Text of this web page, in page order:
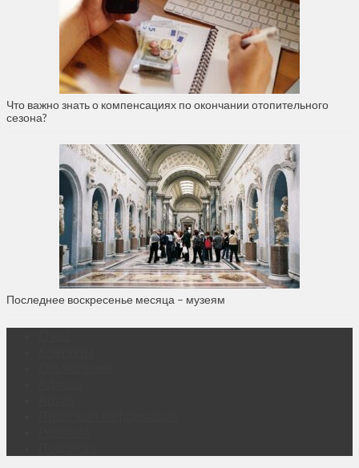
Что важно знать о компенсациях по окончании отопительного
сезона?
Последнее воскресенье месяца – музеям